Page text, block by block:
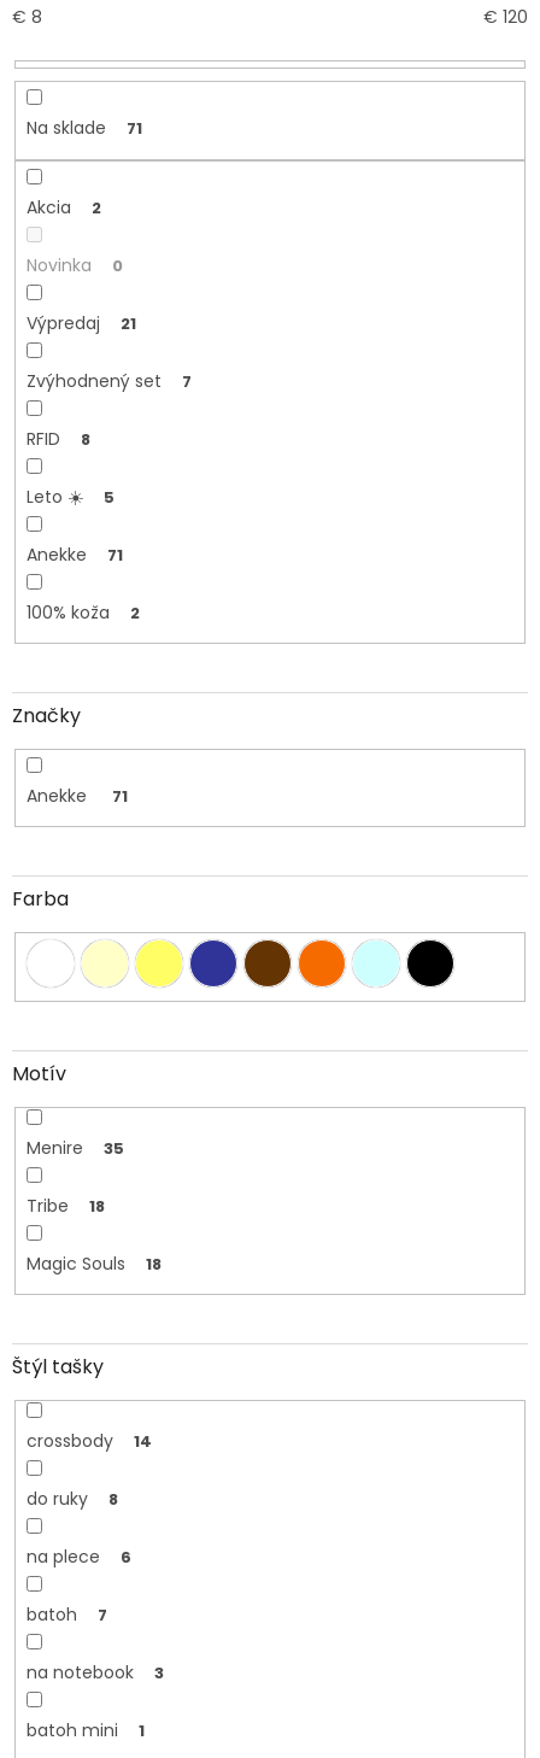
r
d
t
€ 8 € 120
Na sklade 71
Akcia 2
Novinka 0
Výpredaj 21
Zvýhodnený set 7
RFID 8
Leto ☀️ 5
Anekke 71
100% koža 2
Značky
Anekke 71
Farba
Motív
Menire 35
Tribe 18
Magic Souls 18
Štýl tašky
crossbody 14
do ruky 8
na plece 6
batoh 7
na notebook 3
batoh mini 1